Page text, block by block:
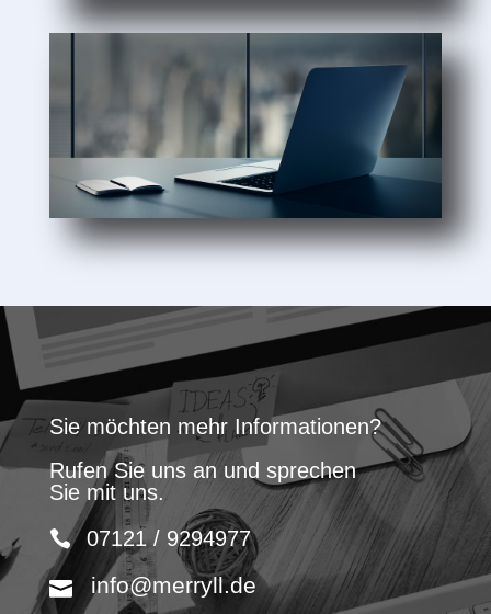
Sie möchten mehr Informationen?
Rufen Sie uns an und sprechen
Sie mit uns.
07121 / 9294977
info@merryll.de